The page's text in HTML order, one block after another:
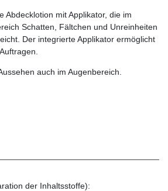
Abdecklotion mit Applikator, die im
Schatten, Fältchen und Unreinheiten
Der integrierte Applikator ermöglicht
auch im Augenbereich.
der Inhaltsstoffe):